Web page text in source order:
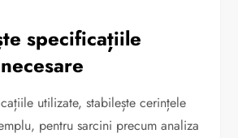
specificațiile
utilizate, stabilește cerințele
pentru sarcini precum analiza